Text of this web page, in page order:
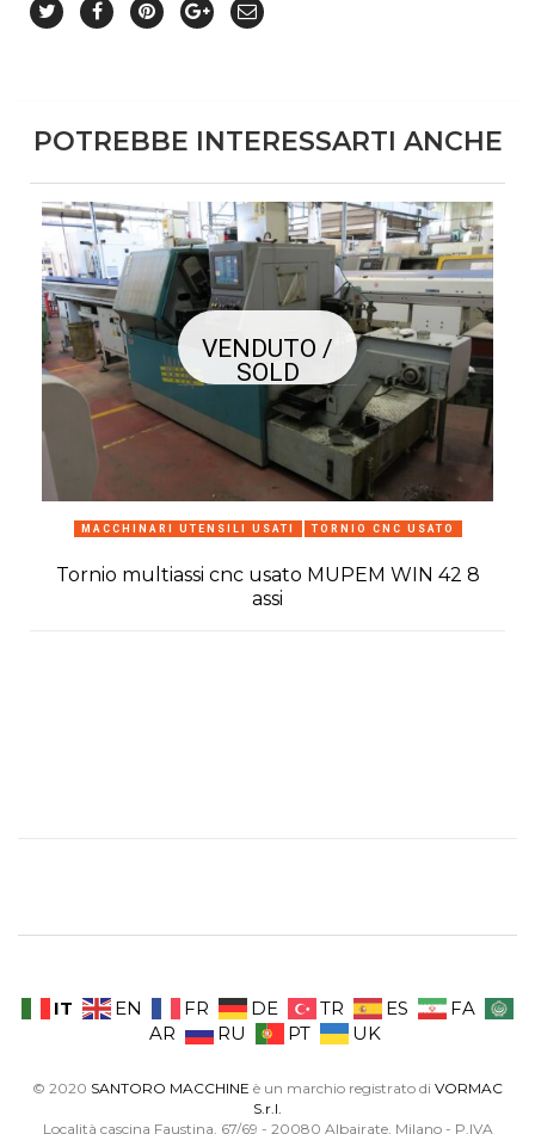
POTREBBE INTERESSARTI ANCHE
VENDUTO /
SOLD
MACCHINARI UTENSILI USATI TORNIO CNC USATO
Tornio multiassi cnc usato MUPEM WIN 42 8
assi
IT EN FR DE TR ES
FA
AR
RU PT UK
© 2020 SANTORO MACCHINE è un marchio registrato di VORMAC
S.r.l.
Località cascina Faustina, 67/69 - 20080 Albairate, Milano - P.IVA